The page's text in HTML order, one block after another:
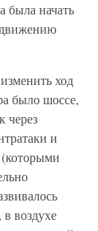
была начать
движению
ход
было шоссе,
через
и
воздухе